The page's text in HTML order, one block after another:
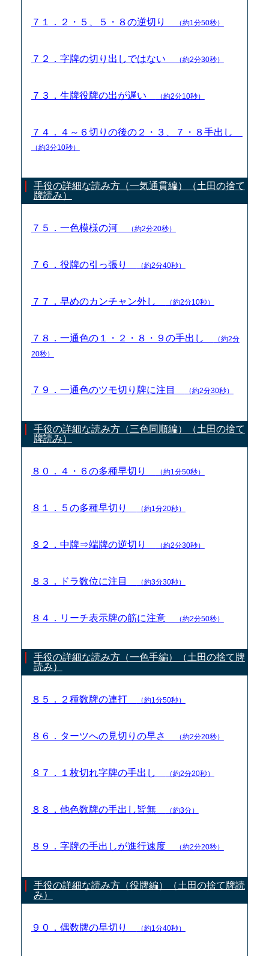
７１．２・５、５・８の逆切り （約1分50秒）
７２．字牌の切り出しではない （約2分30秒）
７３．生牌役牌の出が遅い （約2分10秒）
７４．４～６切りの後の２・３、７・８手出し
（約3分10秒）
手役の詳細な読み方（一気通貫編）（土田の捨て
牌読み）
７５．一色模様の河 （約2分20秒）
７６．役牌の引っ張り （約2分40秒）
７７．早めのカンチャン外し （約2分10秒）
７８．一通色の１・２・８・９の手出し
（約2分
20秒）
７９．一通色のツモ切り牌に注目 （約2分30秒）
手役の詳細な読み方（三色同順編）（土田の捨て
牌読み）
８０．４・６の多種早切り （約1分50秒）
８１．５の多種早切り （約1分20秒）
８２．中牌⇒端牌の逆切り （約2分30秒）
８３．ドラ数位に注目 （約3分30秒）
８４．リーチ表示牌の筋に注意 （約2分50秒）
手役の詳細な読み方（一色手編）（土田の捨て牌
読み）
８５．２種数牌の連打 （約1分50秒）
８６．ターツへの見切りの早さ （約2分20秒）
８７．１枚切れ字牌の手出し （約2分20秒）
８８．他色数牌の手出し皆無 （約3分）
８９．字牌の手出しが進行速度 （約2分20秒）
手役の詳細な読み方（役牌編）（土田の捨て牌読
み）
９０．偶数牌の早切り （約1分40秒）